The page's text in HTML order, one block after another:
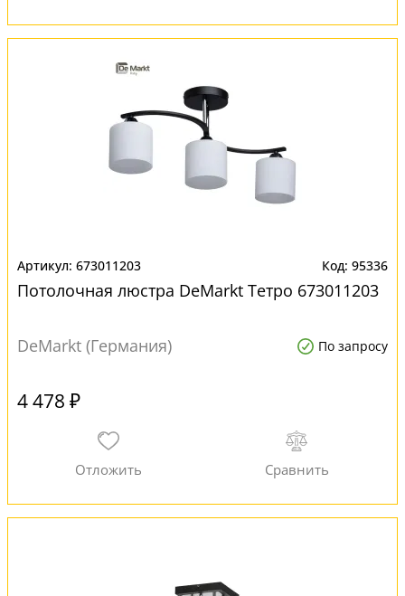
673011203 95336
Потолочная люстра DeMarkt Тетро 673011203
DeMarkt (Германия) По запросу
4 478 ₽